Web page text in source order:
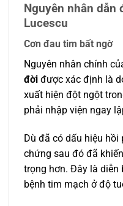
Nguyên nhân dẫn
Lucescu
Cơn đau tim bất ngờ
Nguyên nhân chính
đời được xác định là
xuất hiện đột ngột
phải nhập viện ngay
Dù đã có dấu hiệu
chứng sau đó đã
trọng hơn. Đây là diễn
bệnh tim mạch ở độ